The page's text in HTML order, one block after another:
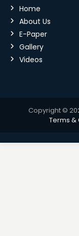
Home
About Us
E-Paper
Gallery
Videos
Copyright ©
Terms &